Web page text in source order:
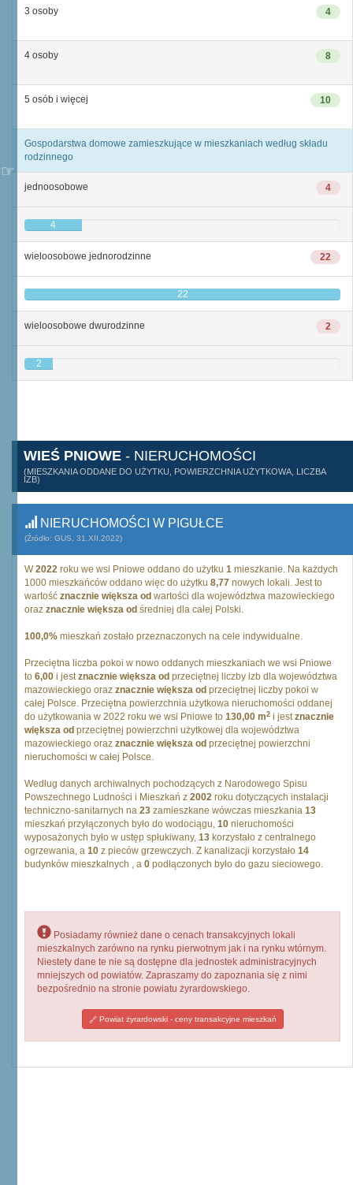
4
3 osoby
8
4 osoby
10
5 osób i więcej
Gospodarstwa domowe zamieszkujące w mieszkaniach według składu
rodzinnego
4
jednoosobowe
4
22
wieloosobowe jednorodzinne
22
2
wieloosobowe dwurodzinne
2
WIEŚ PNIOWE - NIERUCHOMOŚCI
(MIESZKANIA ODDANE DO UŻYTKU, POWIERZCHNIA UŻYTKOWA, LICZBA
IZB)
NIERUCHOMOŚCI W PIGUŁCE
(Źródło: GUS, 31.XII.2022)
W2022 roku we wsi Pniowe oddano do użytku 1 mieszkanie. Na każdych
1000 mieszkańców oddano więc do użytku 8,77 nowych lokali. Jest to
wartość znacznie większa od wartości dla województwa mazowieckiego
oraz znacznie większa od średniej dla całej Polski.
100,0% mieszkań zostało przeznaczonych na cele indywidualne.
Przeciętna liczba pokoi w nowo oddanych mieszkaniach we wsi Pniowe
to 6,00 i jestznacznie większa od przeciętnej liczby izb dla województwa
mazowieckiego oraz znacznie większa od przeciętnej liczby pokoi w
całej Polsce. Przeciętna powierzchnia użytkowa nieruchomości oddanej
do użytkowania w 2022 roku we wsi Pniowe to 130,00 m2 i jestznacznie
większa od przeciętnej powierzchni użytkowej dla województwa
mazowieckiego oraz znacznie większa od przeciętnej powierzchni
nieruchomości w całej Polsce.
Według danych archiwalnych pochodzących z Narodowego Spisu
Powszechnego Ludności i Mieszkań z 2002 roku dotyczących instalacji
techniczno-sanitarnych na 23 zamieszkane wówczas mieszkania 13
mieszkań przyłączonych było do wodociągu, 10 nieruchomości
wyposażonych było w ustęp spłukiwany, 13 korzystało z centralnego
ogrzewania, a 10 z pieców grzewczych. Z kanalizacji korzystało 14
budynków mieszkalnych , a 0 podłączonych było do gazu sieciowego.
Posiadamy również dane o cenach transakcyjnych lokali
mieszkalnych zarówno na rynku pierwotnym jak i na rynku wtórnym.
Niestety dane te nie są dostępne dla jednostek administracyjnych
mniejszych od powiatów. Zapraszamy do zapoznania się z nimi
bezpośrednio na stronie powiatu żyrardowskiego.
Powiat żyrardowski - ceny transakcyjne mieszkań